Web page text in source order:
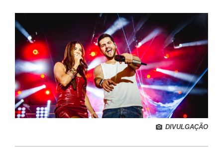
DIVULGAÇÃO